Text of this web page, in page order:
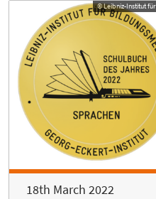
© Leibniz-Institut
18th March 2022